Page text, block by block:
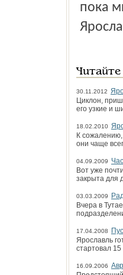
пока
30.11.2012
Циклон,
его узкие и
18.02.2010
К
они чаще
04.09.2009
Вот уже
закрыта для
03.03.2009
Вчера в
17.04.2008
Ярославль
стартовал
16.09.2006